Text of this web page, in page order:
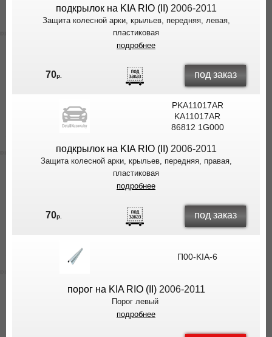
подкрылок на KIA RIO (II)2006-2011
Защита колесной арки, крыльев, передняя, левая,
пластиковая
подробнее
70р. под заказ
PKA11017AR
KA11017AR
86812 1G000
подкрылок на KIA RIO (II)2006-2011
Защита колесной арки, крыльев, передняя, правая,
пластиковая
подробнее
70р. под заказ
П00-KIA-6
порог на KIA RIO (II)2006-2011
Порог левый
подробнее